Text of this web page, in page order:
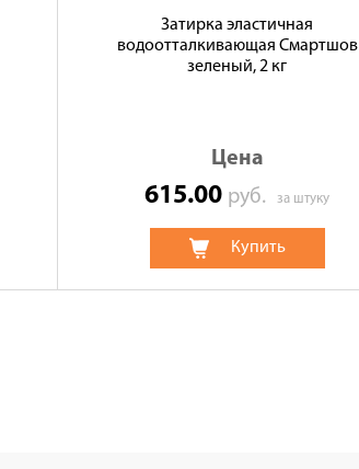
Затирка эластичная
водоотталкивающая Смартшов
зеленый, 2 кг
Цена
615.00 руб. за штуку
Купить